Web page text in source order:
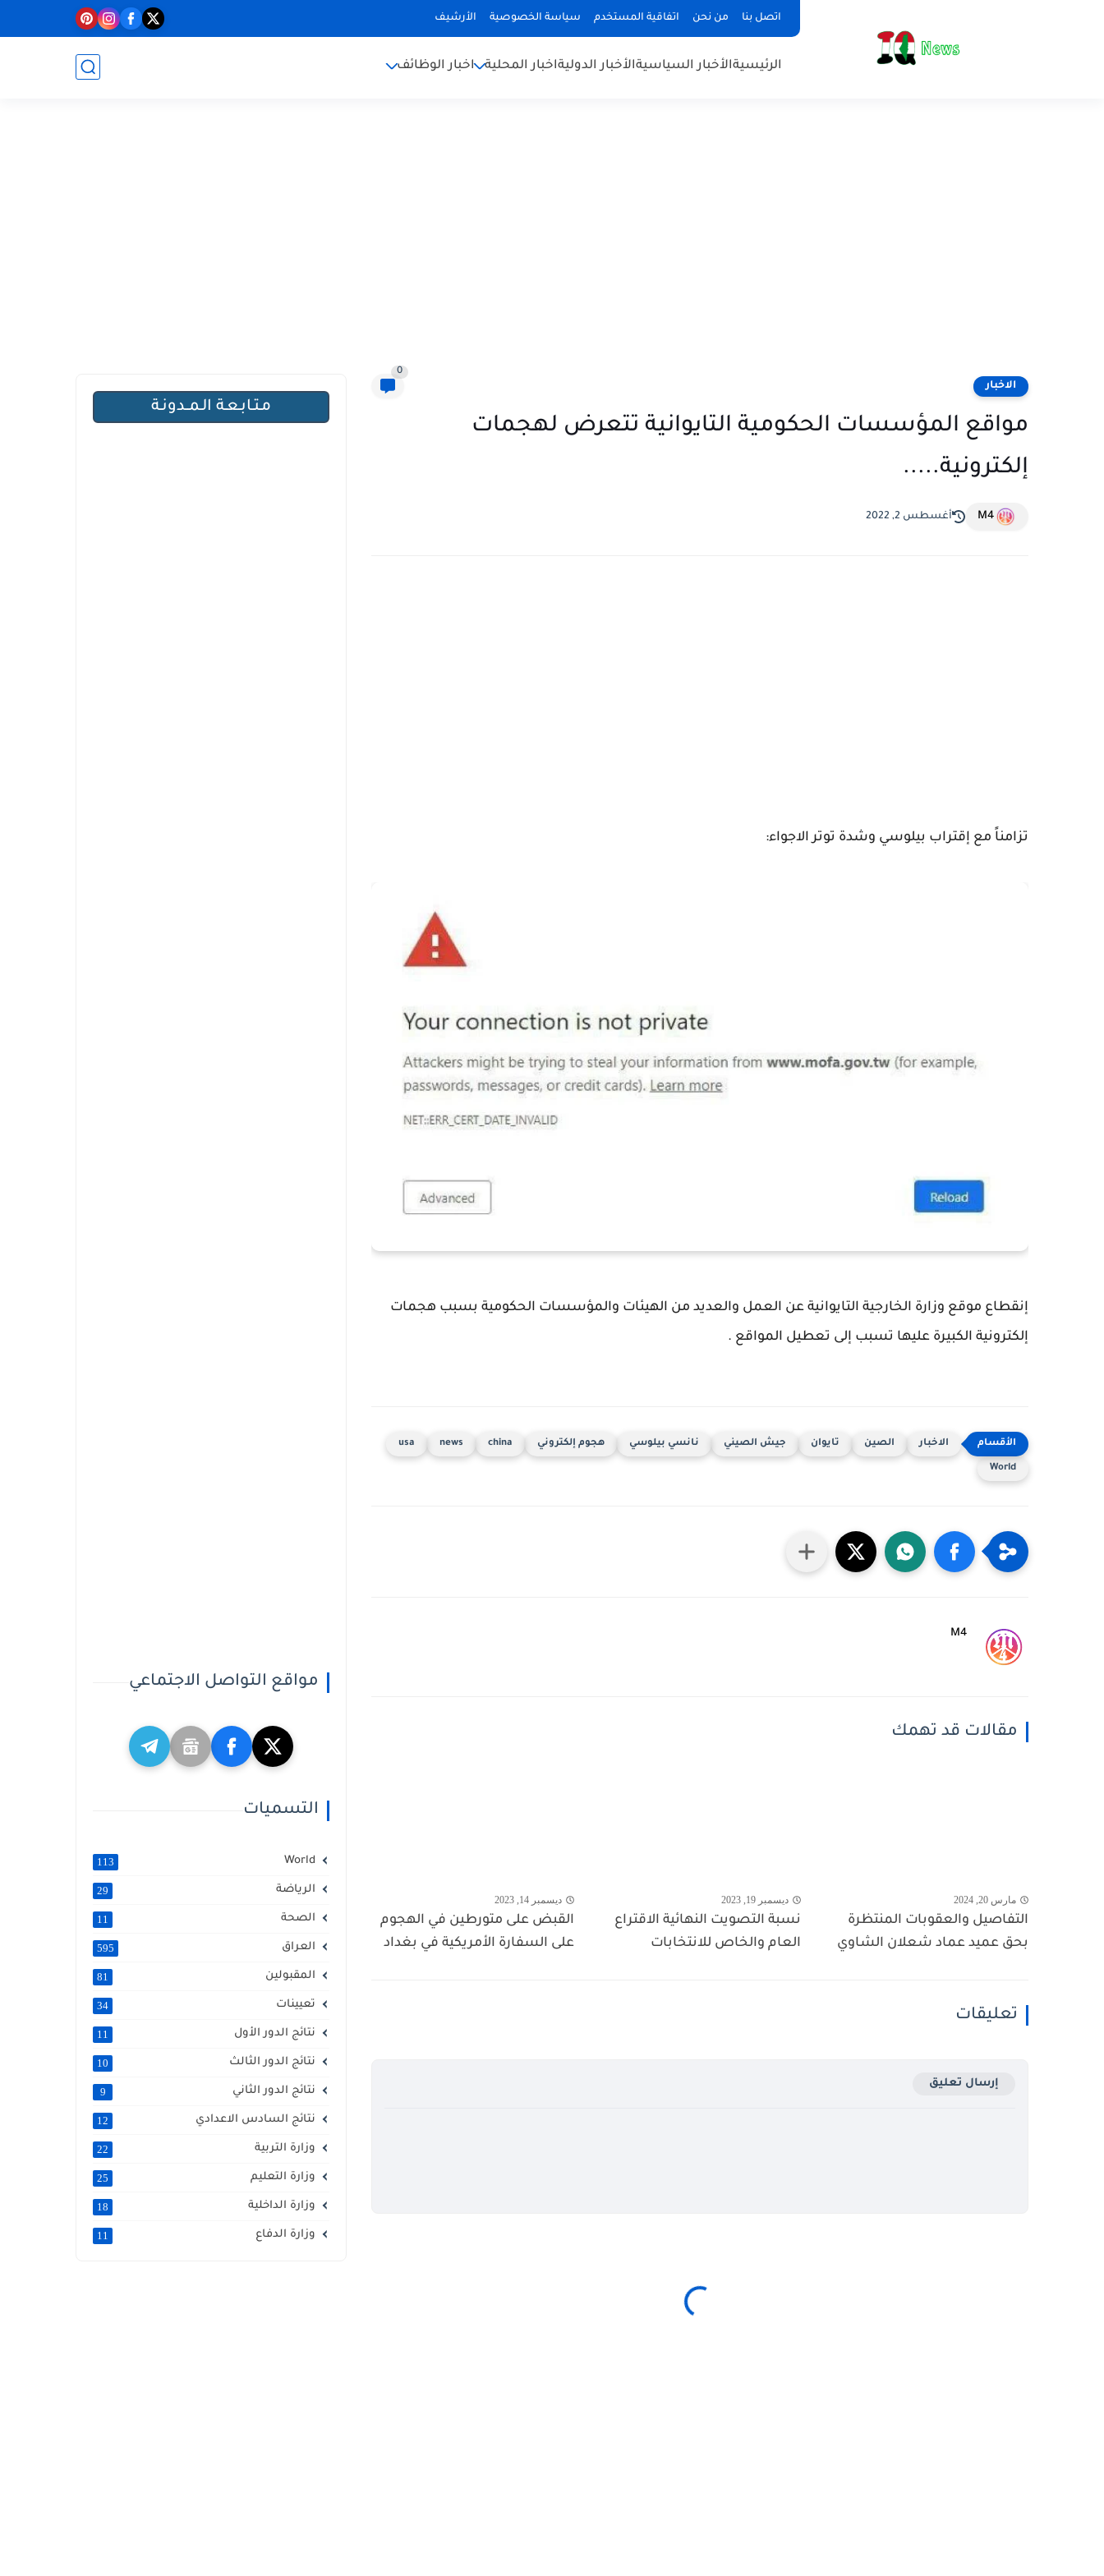
اتصل بنا من نحن اتفاقية المستخدم سياسة الخصوصية الأرشيف
الرئيسيةالأخبار السياسيةالأخبار الدوليةاخبار المحلية اخبار الوظائف
الاخبار
0
مواقع المؤسسات الحكومية التايوانية تتعرض لهجمات
إلكترونية.....
M4 أغسطس 2, 2022
تزامناً مع إقتراب بيلوسي وشدة توتر الاجواء:
إنقطاع موقع وزارة الخارجية التايوانية عن العمل والعديد من الهيئات والمؤسسات الحكومية بسبب هجمات
إلكترونية الكبيرة عليها تسبب إلى تعطيل المواقع .
الاخبار الصين تايوان جيش الصيني نانسي بيلوسي هجوم إلكتروني china
news
usa
World
M4
مقالات قد تهمك
مارس 20, 2024
التفاصيل والعقوبات المنتظرة
بحق عميد عماد شعلان الشاوي
ديسمبر 19, 2023
نسبة التصويت النهائية الاقتراع
العام والخاص للانتخابات
ديسمبر 14, 2023
القبض على متورطين في الهجوم
على السفارة الأمريكية في بغداد
تعليقات
إرسال تعليق
مـتـابـعـة الـمــدونـة
مواقع التواصل الاجتماعي
التسميات
World
113
الرياضة 29
الصحة 11
العراق 595
المقبولين 81
تعيينات 34
نتائج الدور الأول 11
نتائج الدور الثالث 10
نتائج الدور الثاني 9
نتائج السادس الاعدادي 12
وزارة التربية 22
وزارة التعليم 25
وزارة الداخلية 18
وزارة الدفاع 11